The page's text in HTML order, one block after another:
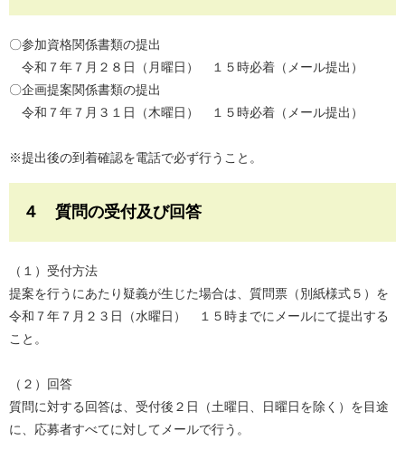
〇参加資格関係書類の提出
令和７年７月２８日（月曜日） １５時必着（メール提出）
〇企画提案関係書類の提出
令和７年７月３１日（木曜日） １５時必着（メール提出）
※提出後の到着確認を電話で必ず行うこと。
４ 質問の受付及び回答
（１）受付方法
提案を行うにあたり疑義が生じた場合は、質問票（別紙様式５）を
令和７年７月２３日（水曜日） １５時までにメールにて提出する
こと。
（２）回答
質問に対する回答は、受付後２日（土曜日、日曜日を除く）を目途
に、応募者すべてに対してメールで行う。